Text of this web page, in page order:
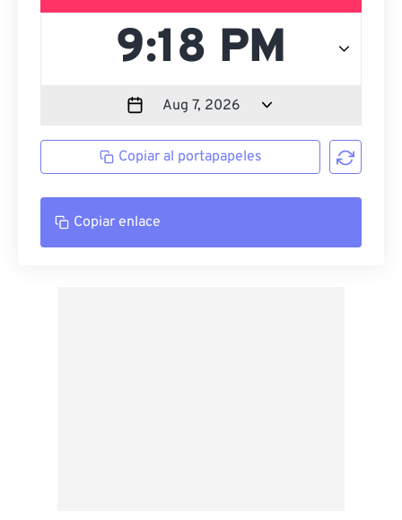
Copiar al portapapeles
Copiar enlace